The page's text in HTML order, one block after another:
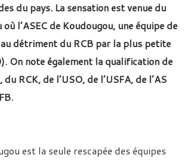
du pays. La sensation est venue du
l’ASEC de Koudougou, une équipe de
détriment du RCB par la plus petite
On note également la qualification de
RCK, de l’USO, de l’USFA, de l’AS
est la seule rescapée des équipes